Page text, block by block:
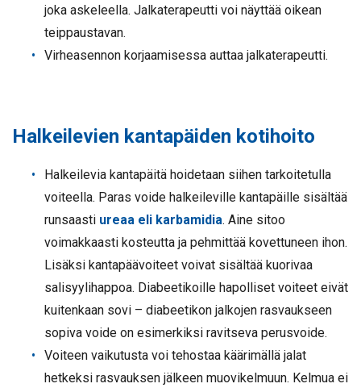
joka askeleella. Jalkaterapeutti voi näyttää oikean
teippaustavan.
Virheasennon korjaamisessa auttaa jalkaterapeutti.
Halkeilevien kantapäiden kotihoito
Halkeilevia kantapäitä hoidetaan siihen tarkoitetulla
voiteella. Paras voide halkeileville kantapäille sisältää
runsaasti ureaa eli karbamidia. Aine sitoo
voimakkaasti kosteutta ja pehmittää kovettuneen ihon.
Lisäksi kantapäävoiteet voivat sisältää kuorivaa
salisyylihappoa. Diabeetikoille hapolliset voiteet eivät
kuitenkaan sovi – diabeetikon jalkojen rasvaukseen
sopiva voide on esimerkiksi ravitseva perusvoide.
Voiteen vaikutusta voi tehostaa käärimällä jalat
hetkeksi rasvauksen jälkeen muovikelmuun. Kelmua ei